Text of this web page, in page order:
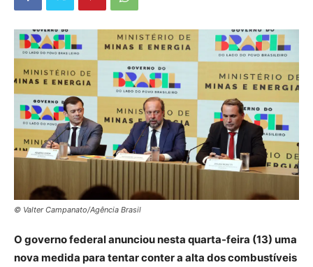
© Valter Campanato/Agência Brasil
O governo federal anunciou nesta quarta-feira (13) uma
nova medida para tentar conter a alta dos combustíveis